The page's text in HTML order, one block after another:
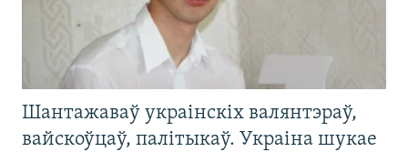
Шантажаваў украінскіх валянтэраў,
вайскоўцаў, палітыкаў. Украіна шукае